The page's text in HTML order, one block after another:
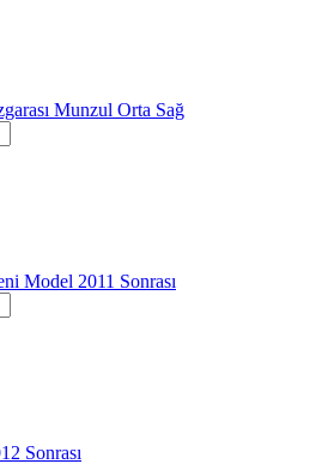
Munzul Orta Sağ
Model 2011 Sonrası
Sonrası